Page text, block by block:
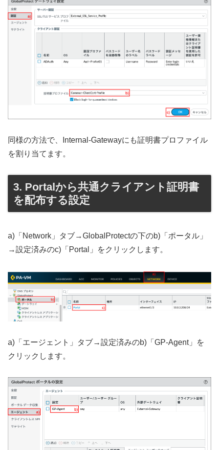
同様の方法で、Internal-Gatewayにも証明書プロファイル
を割り当てます。
Portalから共通クライアント証明書
を配布する設定
a)「Network」タブ→GlobalProtectの下のb)「ポータル」
→設定済みのc)「Portal」をクリックします。
a)「エージェント」タブ→設定済みのb)「GP-Agent」を
クリックします。